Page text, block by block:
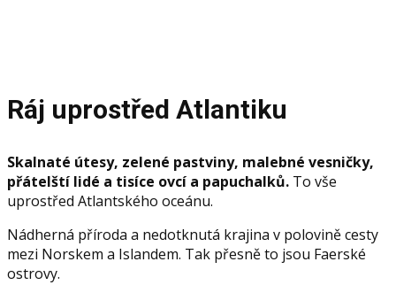
Ráj uprostřed Atlantiku
Skalnaté útesy, zelené pastviny, malebné vesničky,
přátelští lidé a tisíce ovcí a papuchalků. To vše
uprostřed Atlantského oceánu.
Nádherná příroda a nedotknutá krajina v polovině cesty
mezi Norskem a Islandem. Tak přesně to jsou Faerské
ostrovy.